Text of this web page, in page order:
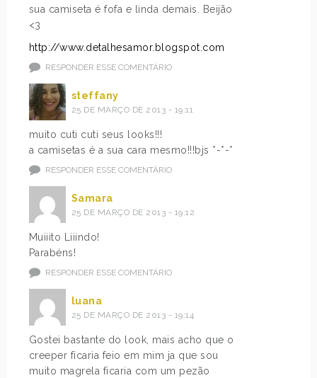
sua camiseta é fofa e linda demais. Beijão
<3
http://www.detalhesamor.blogspot.com
RESPONDER ESSE COMENTÁRIO
steffany
25 DE MARÇO DE 2013 - 19:11
muito cuti cuti seus looks!!!
a camisetas é a sua cara mesmo!!!bjs *-*-*
RESPONDER ESSE COMENTÁRIO
Samara
25 DE MARÇO DE 2013 - 19:12
Muiiito Liiindo!
Parabéns!
RESPONDER ESSE COMENTÁRIO
luana
25 DE MARÇO DE 2013 - 19:14
Gostei bastante do look, mais acho que o
creeper ficaria feio em mim ja que sou
muito magrela ficaria com um pezão